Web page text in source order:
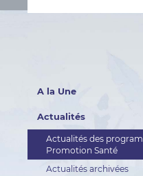
A la Une
Actualités
Actualités des
Promotion Santé
Actualités archivées